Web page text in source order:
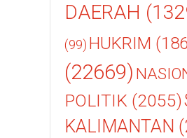
DAERAH
(99) HUKRIM
(22669)
POLITIK (2055)
KALIMANTAN